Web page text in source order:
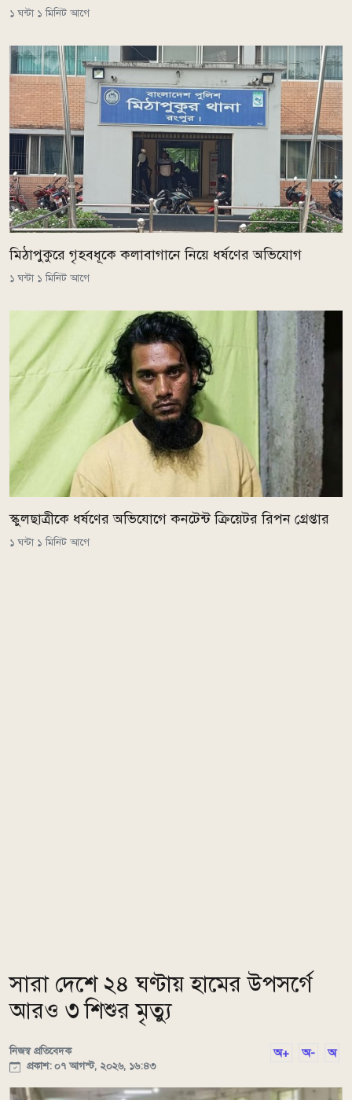
১ ঘন্টা ১ মিনিট আগে
মিঠাপুকুরে গৃহবধূকে কলাবাগানে নিয়ে ধর্ষণের অভিযোগ
১ ঘন্টা ১ মিনিট আগে
স্কুলছাত্রীকে ধর্ষণের অভিযোগে কনটেন্ট ক্রিয়েটর রিপন গ্রেপ্তার
১ ঘন্টা ১ মিনিট আগে
সারা দেশে ২৪ ঘণ্টায় হামের উপসর্গে
আরও ৩ শিশুর মৃত্যু
নিজস্ব প্রতিবেদক
প্রকাশ: ০৭ আগস্ট, ২০২৬, ১৬:৪৩
অ+ অ- অ